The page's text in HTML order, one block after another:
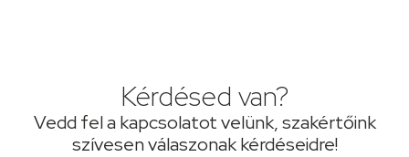
Kérdésed van?
Vedd fel a kapcsolatot velünk, szakértőink
szívesen válaszonak kérdéseidre!